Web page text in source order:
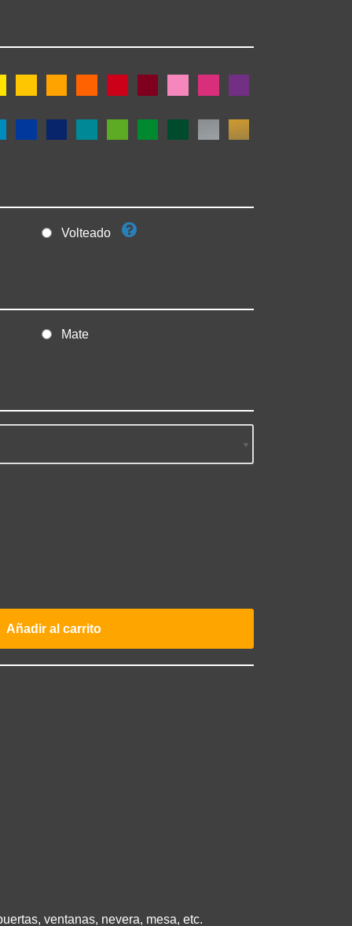
Volteado
Mate
Añadir al carrito
ventanas, nevera, mesa, etc.